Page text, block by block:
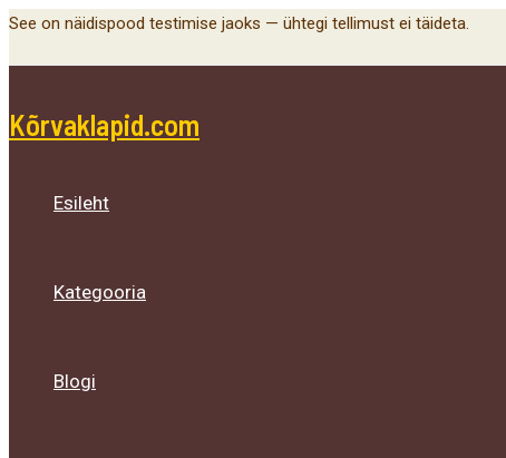
Skip
See on näidispood testimise jaoks — ühtegi tellimust ei täideta.
Kõrvaklapid.com
Esileht
Kategooria
Blogi
Menu
Toggle
Menu
Toggle
Menu
Toggle